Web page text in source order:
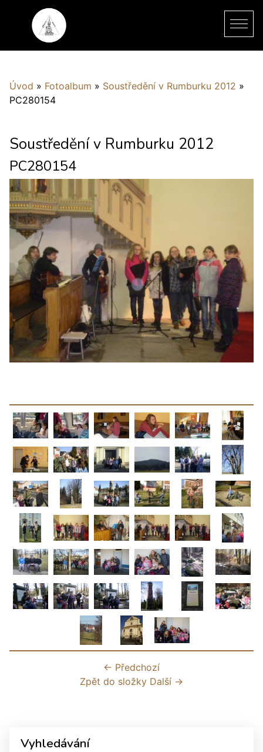
Úvod » Fotoalbum » Soustředění v Rumburku 2012 »
PC280154
Soustředění v Rumburku 2012
PC280154
← Předchozí
Zpět do složky Další →
Vyhledávání